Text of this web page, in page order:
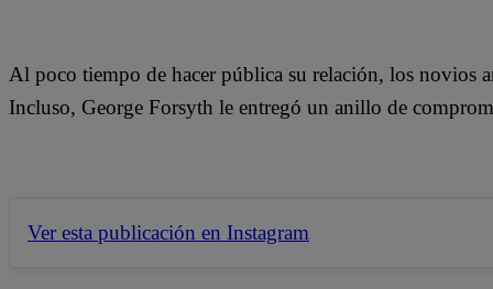
Al poco tiempo de hacer pública su relación, los novios
Incluso, George Forsyth le entregó un anillo de
Ver esta publicación en Instagram